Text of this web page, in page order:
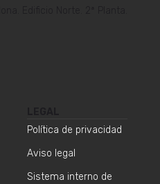
Política de privacidad
Aviso legal
Sistema interno de